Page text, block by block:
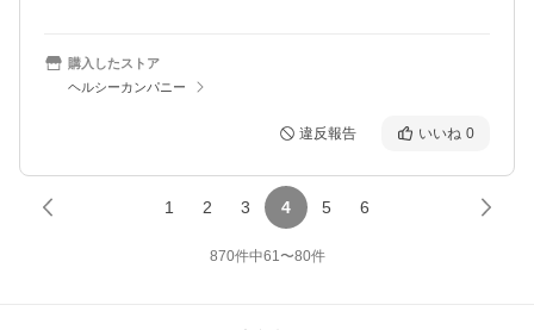
購入したストア
ヘルシーカンパニー
違反報告 いいね 0
1 2 3 4 5 6
870件中61〜80件